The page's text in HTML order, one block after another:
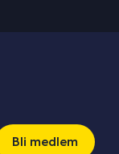
Bli medlem